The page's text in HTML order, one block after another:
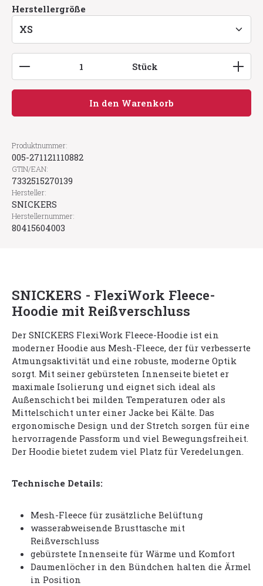
Herstellergröße
Produkt Anzahl: Gib den gewünschten Wert
Stück
In den Warenkorb
Produktnummer:
005-271121110882
GTIN/EAN:
7332515270139
Hersteller:
SNICKERS
Herstellernummer:
80415604003
SNICKERS - FlexiWork Fleece-
Hoodie mit Reißverschluss
Der SNICKERS FlexiWork Fleece-Hoodie ist ein
moderner Hoodie aus Mesh-Fleece, der für verbesserte
Atmungsaktivität und eine robuste, moderne Optik
sorgt. Mit seiner gebürsteten Innenseite bietet er
maximale Isolierung und eignet sich ideal als
Außenschicht bei milden Temperaturen oder als
Mittelschicht unter einer Jacke bei Kälte. Das
ergonomische Design und der Stretch sorgen für eine
hervorragende Passform und viel Bewegungsfreiheit.
Der Hoodie bietet zudem viel Platz für Veredelungen.
Technische Details:
Mesh-Fleece für zusätzliche Belüftung
wasserabweisende Brusttasche mit
Reißverschluss
gebürstete Innenseite für Wärme und Komfort
Daumenlöcher in den Bündchen halten die Ärmel
in Position